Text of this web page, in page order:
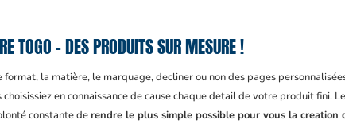
TOGO – DES PRODUITS SUR MESURE !
la matière, le marquage, decliner ou non des pages
en connaissance de cause chaque detail de votre produit fini.
constante derendre le plus simple possible pour vous la creation